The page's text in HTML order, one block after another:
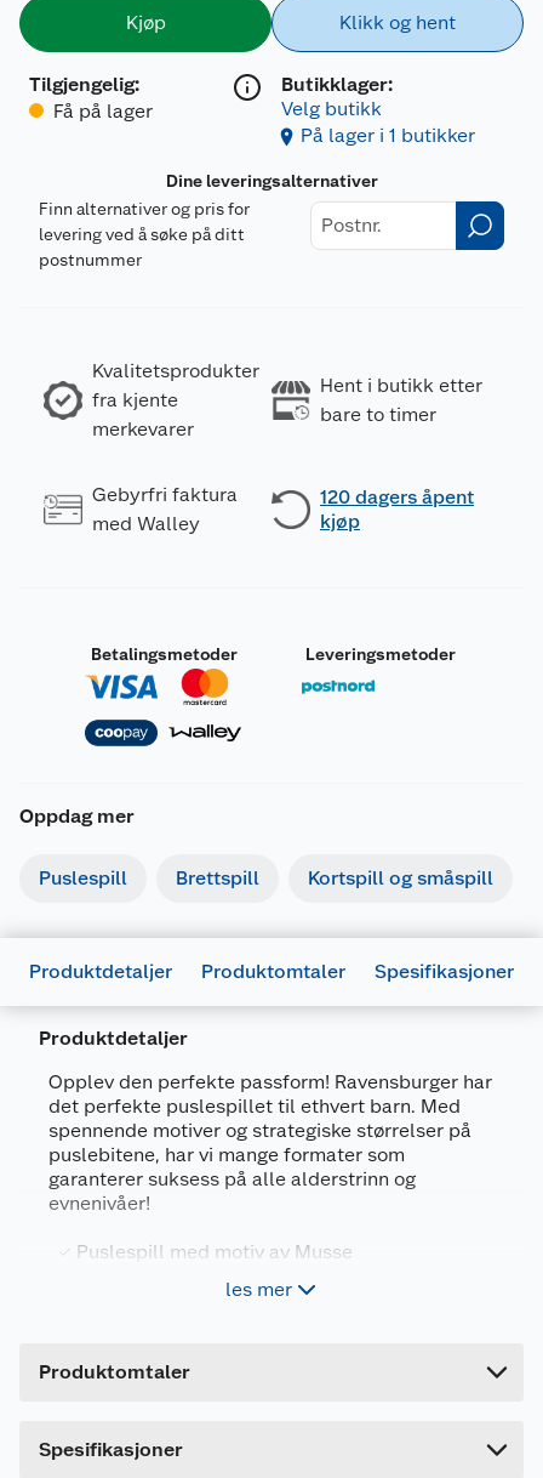
Kjøp
Tilgjengelig:
Få på lager
Klikk og hent
Butikklager:
Velg butikk
På lager i 1 butikker
Dine leveringsalternativer
Finn alternativer og pris for
levering ved å søke på ditt
postnummer
Kvalitetsprodukter
fra kjente
merkevarer
Hent i butikk etter
bare to timer
Gebyrfri faktura
med Walley
120 dagers åpent
kjøp
Betalingsmetoder Leveringsmetoder
Oppdag mer
Puslespill Brettspill Kortspill og småspill
Produktdetaljer Produktomtaler Spesifikasjoner
Produktdetaljer
Opplev den perfekte passform! Ravensburger har
det perfekte puslespillet til ethvert barn. Med
spennende motiver og strategiske størrelser på
puslebitene, har vi mange formater som
garanterer suksess på alle alderstrinn og
evnenivåer!
Puslespill med motiv av Musse
måte å lære gjenkjenning, logisk tenkning,
korrekt valgt, styrker barnas selvbilde og
les mer
Produktomtaler
Dette produktet har ikke fått noen omtale ennå.
Spesifikasjoner
Generelt
Artikkelnummer
4005556133314